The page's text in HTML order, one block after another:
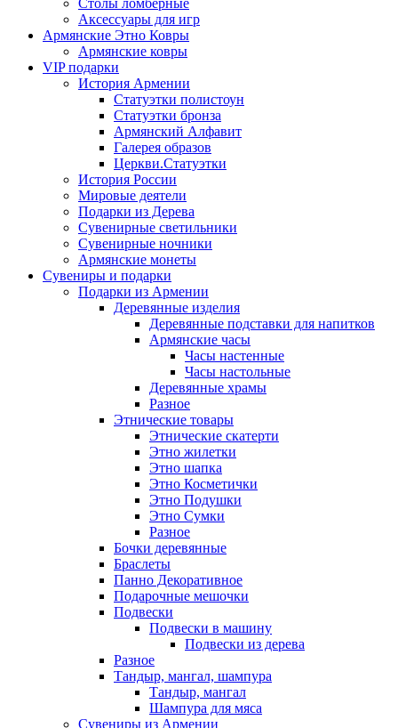
Столы ломберные
Аксессуары для игр
Армянские Этно Ковры
Армянские ковры
VIP подарки
История Армении
Статуэтки полистоун
Статуэтки бронза
Армянский Алфавит
Галерея образов
Церкви.Статуэтки
История России
Мировые деятели
Подарки из Дерева
Сувенирные светильники
Сувенирные ночники
Армянские монеты
Сувениры и подарки
Подарки из Армении
Деревянные изделия
Деревянные подставки для напитков
Армянские часы
Часы настенные
Часы настольные
Деревянные храмы
Разное
Этнические товары
Этнические скатерти
Этно жилетки
Этно шапка
Этно Косметички
Этно Подушки
Этно Сумки
Разное
Бочки деревянные
Браслеты
Панно Декоративное
Подарочные мешочки
Подвески
Подвески в машину
Подвески из дерева
Разное
Тандыр, мангал, шампура
Тандыр, мангал
Шампура для мяса
Сувениры из Армении